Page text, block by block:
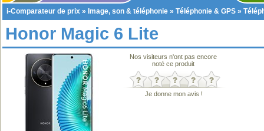
i-Comparateur de prix » Image, son & téléphonie » Téléphonie & GPS »
Honor Magic 6 Lite
Nos visiteurs n'ont pas encore
noté ce produit
Je donne mon avis !